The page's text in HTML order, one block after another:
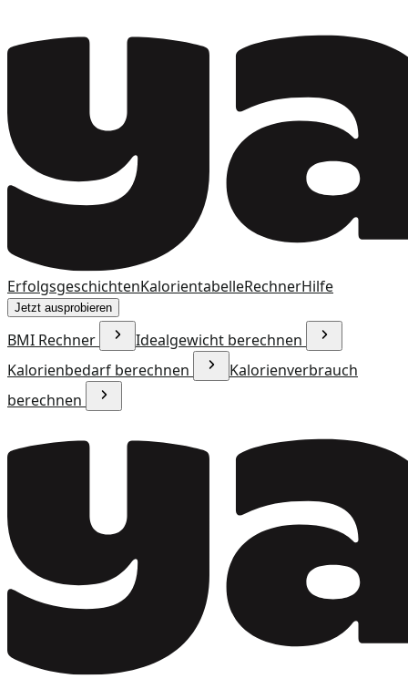
ErfolgsgeschichtenKalorientabelleRechnerHilfe
Jetzt ausprobieren
BMI Rechner
Idealgewicht berechnen
Kalorienbedarf berechnen
Kalorienverbrauch
berechnen